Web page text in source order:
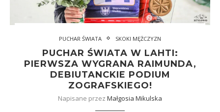
PUCHAR ŚWIATA SKOKI MĘŻCZYZN
PUCHAR ŚWIATA W LAHTI:
PIERWSZA WYGRANA RAIMUNDA,
DEBIUTANCKIE PODIUM
ZOGRAFSKIEGO!
Napisane przez Małgosia Mikulska